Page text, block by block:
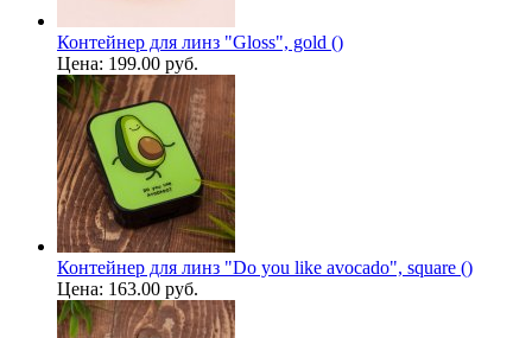
Контейнер для линз "Gloss", gold ()
Цена: 199.00 руб.
Контейнер для линз "Do you like avocado", square ()
Цена: 163.00 руб.